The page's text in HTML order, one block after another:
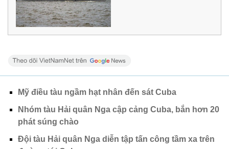
Mỹ điều tàu ngầm hạt nhân đến sát Cuba
Nhóm tàu Hải quân Nga cập cảng Cuba, bắn hơn 20
phát súng chào
Đội tàu Hải quân Nga diễn tập tấn công tầm xa trên